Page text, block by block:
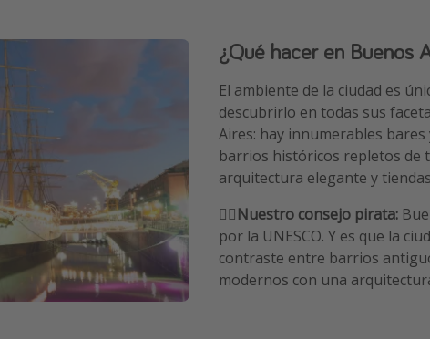
¿Qué hacer en Buenos
El ambiente de la ciudad es
descubrirlo en todas sus
Aires: hay innumerables
barrios históricos repletos de
arquitectura elegante y
🏴‍☠️Nuestro consejo pirata:
por la UNESCO. Y es que la
contraste entre barrios
modernos con una